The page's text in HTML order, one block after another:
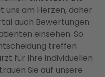
uns am Herzen, daher
auch Bewertungen
einsehen. So
treffen
für Ihre individuellen
Sie auf unsere